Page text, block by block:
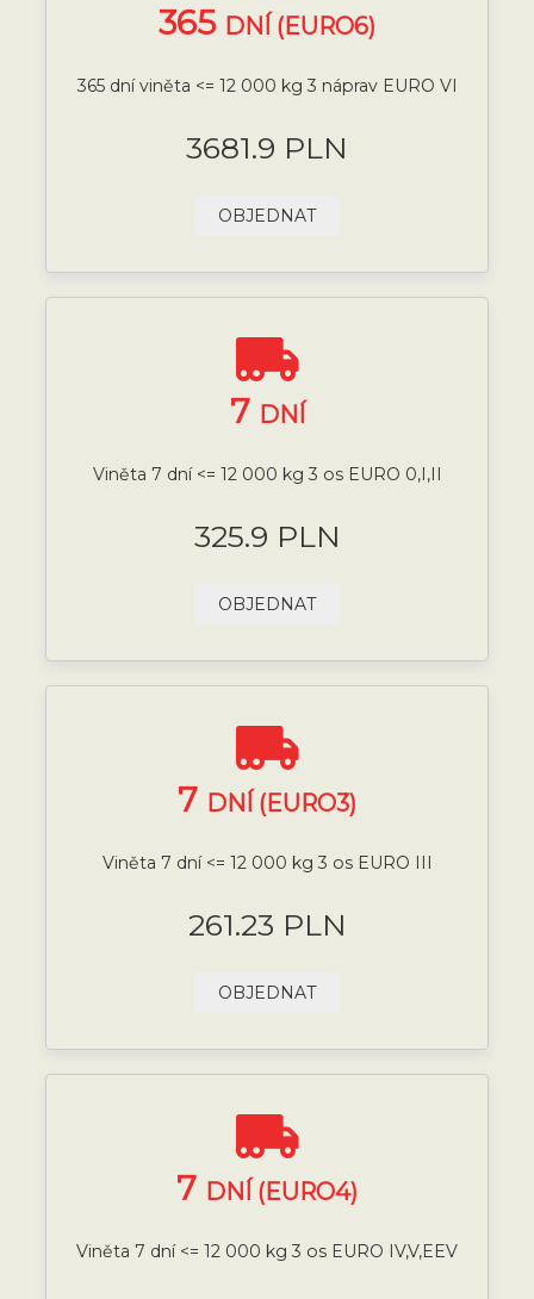
365 DNÍ (EURO6)
365 dní viněta <= 12 000 kg 3 náprav EURO VI
3681.9 PLN
OBJEDNAT
7 DNÍ
Viněta 7 dní <= 12 000 kg 3 os EURO 0,I,II
325.9 PLN
OBJEDNAT
7 DNÍ (EURO3)
Viněta 7 dní <= 12 000 kg 3 os EURO III
261.23 PLN
OBJEDNAT
7 DNÍ (EURO4)
Viněta 7 dní <= 12 000 kg 3 os EURO IV,V,EEV